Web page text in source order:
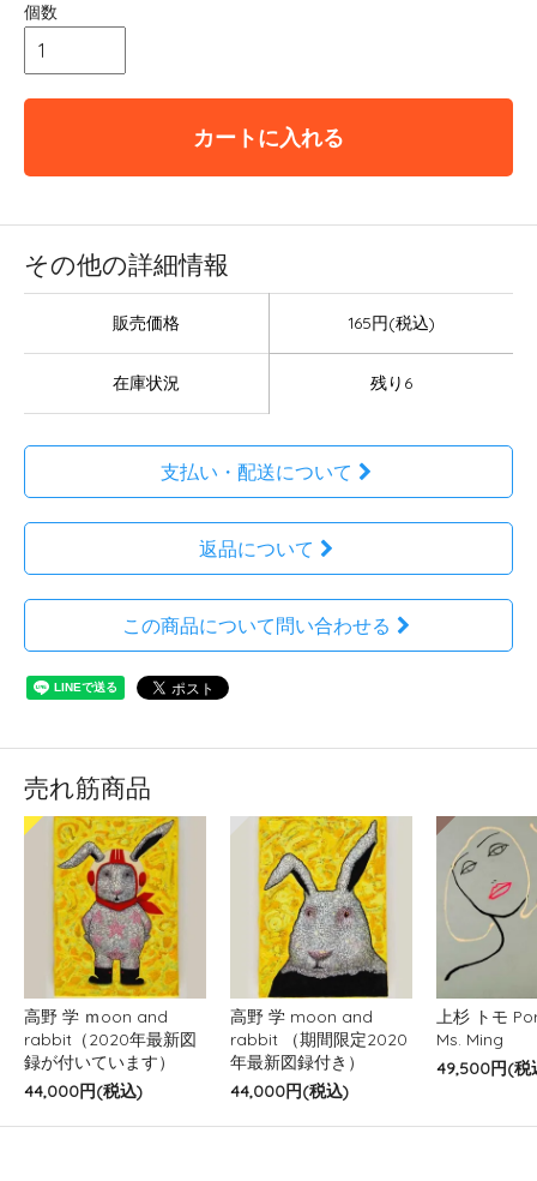
個数
カートに入れる
その他の詳細情報
販売価格 165円(税込)
在庫状況 残り6
支払い・配送について
返品について
この商品について問い合わせる
売れ筋商品
高野 学 ｍoon and
rabbit（2020年最新図
録が付いています）
44,000円(税込)
高野 学 moon and
rabbit （期間限定2020
年最新図録付き）
44,000円(税込)
上杉 トモ
Ms. Ming
49,500円(税